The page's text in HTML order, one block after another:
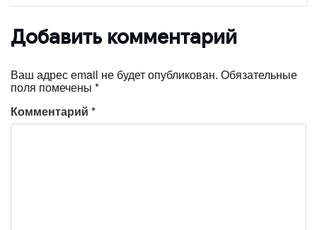
Добавить комментарий
Ваш адрес email не будет опубликован. Обязательные
поля помечены *
Комментарий *